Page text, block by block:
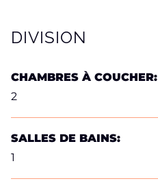
DIVISION
CHAMBRES À COUCHER:
2
SALLES DE BAINS:
1